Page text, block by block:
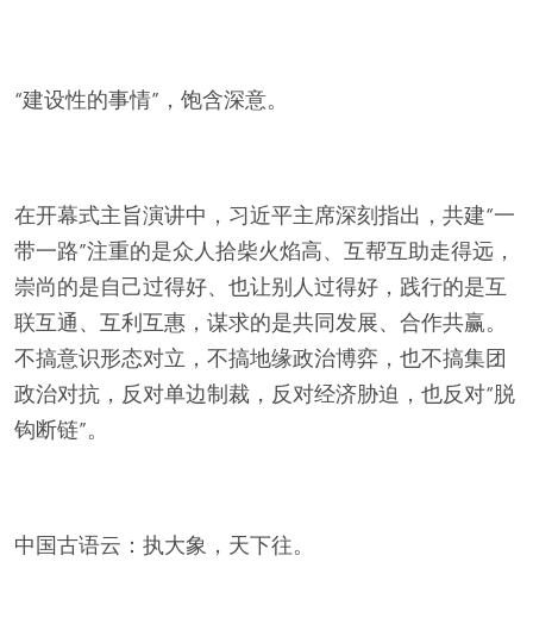
“建设性的事情”，饱含深意。
在开幕式主旨演讲中，习近平主席深刻指出，共建“一
带一路”注重的是众人拾柴火焰高、互帮互助走得远，
崇尚的是自己过得好、也让别人过得好，践行的是互
联互通、互利互惠，谋求的是共同发展、合作共赢。
不搞意识形态对立，不搞地缘政治博弈，也不搞集团
政治对抗，反对单边制裁，反对经济胁迫，也反对“脱
钩断链”。
中国古语云：执大象，天下往。